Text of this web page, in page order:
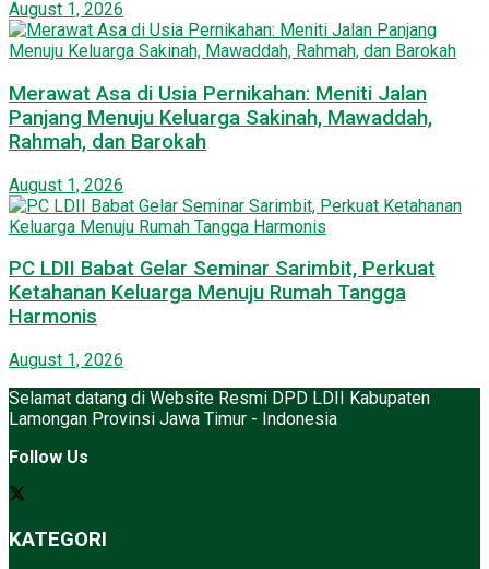
August 1, 2026
Merawat Asa di Usia Pernikahan: Meniti Jalan
Panjang Menuju Keluarga Sakinah, Mawaddah,
Rahmah, dan Barokah
August 1, 2026
PC LDII Babat Gelar Seminar Sarimbit, Perkuat
Ketahanan Keluarga Menuju Rumah Tangga
Harmonis
August 1, 2026
Selamat datang di Website Resmi DPD LDII Kabupaten
Lamongan Provinsi Jawa Timur - Indonesia
Follow Us
KATEGORI